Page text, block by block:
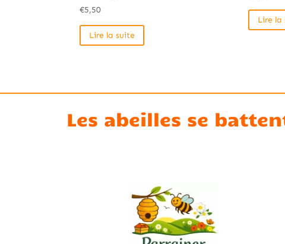
€5,50
Lire la suite
Lire la
Les abeilles se